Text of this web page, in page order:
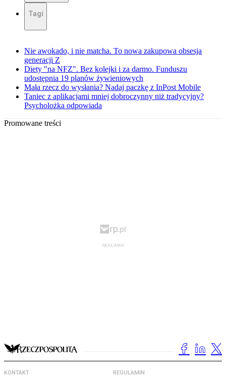
Tagi
Nie awokado, i nie matcha. To nowa zakupowa obsesja
generacji Z
Diety "na NFZ". Bez kolejki i za darmo. Funduszu
udostępnia 19 planów żywieniowych
Mała rzecz do wysłania? Nadaj paczkę z InPost Mobile
Taniec z aplikacjami mniej dobroczynny niż tradycyjny?
Psycholożka odpowiada
Promowane treści
KONTAKT REGULAMIN